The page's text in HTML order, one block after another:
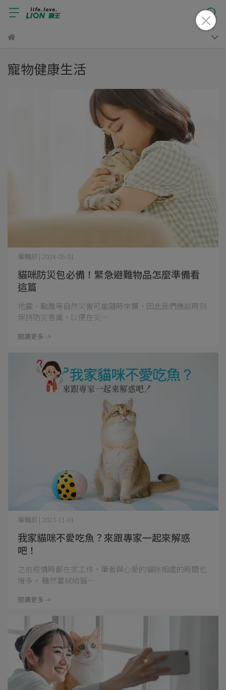
寵物健康生活
貓咪防災包必備！緊急避難物品怎麼準備看
這篇
編輯部 | 2024-05-01
地震、颱風等自然災害可能隨時來襲，因此我們應該時刻
保持防災意識，以便在災⋯
閱讀更多 ->
我家貓咪不愛吃魚？來跟專家一起來解惑
吧！
編輯部 | 2023-11-01
之前疫情時都在家工作，筆者與心愛的貓咪相處的時間也
增多。 雖然嘗試給貓⋯
閱讀更多 ->